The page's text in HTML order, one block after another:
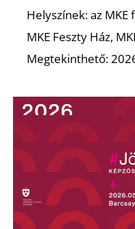
Helyszínek: az
MKE Feszty Ház,
Megtekinthető: